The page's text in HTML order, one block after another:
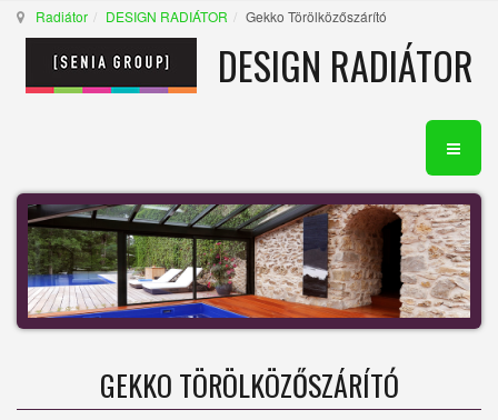
Radiátor DESIGN RADIÁTOR Gekko Törölközőszárító
DESIGN RADIÁTOR
GEKKO TÖRÖLKÖZŐSZÁRÍTÓ